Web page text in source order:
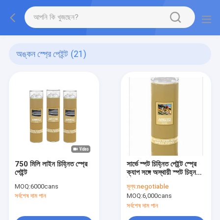
অঙ্কন স্প্রে পেইন্ট (21)
750 মিলি লাইন চিহ্নিত স্প্রে
পেইন্ট
MOQ:6000cans
সর্বশেষ দাম পান
সার্ভে স্পট চিহ্নিত পেইন্ট স্প্রে
ক্যাপ সঙ্গে অস্থায়ী স্পট চিহ্ন
মূল্য:negotiable
MOQ:6,000cans
সর্বশেষ দাম পান